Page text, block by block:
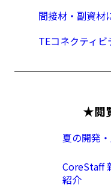
間接材・副資材
TEコネクティ
★閲
夏の開発
CoreStaff
紹介